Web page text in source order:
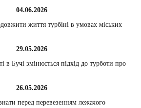
04.06.2026
життя турбіні в умовах міських
29.05.2026
в Бучі змінюється підхід до турботи про
26.05.2026
перед перевезенням лежачого